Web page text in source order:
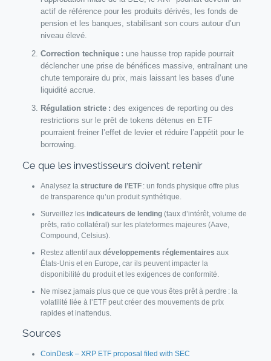
actif de référence pour les produits dérivés, les fonds de
pension et les banques, stabilisant son cours autour d’un
niveau élevé.
Correction technique : une hausse trop rapide pourrait
déclencher une prise de bénéfices massive, entraînant une
chute temporaire du prix, mais laissant les bases d’une
liquidité accrue.
Régulation stricte : des exigences de reporting ou des
restrictions sur le prêt de tokens détenus en ETF
pourraient freiner l’effet de levier et réduire l’appétit pour le
borrowing.
Ce que les investisseurs doivent retenir
Analysez la structure de l’ETF: un fonds physique offre plus
de transparence qu’un produit synthétique.
Surveillez les indicateurs de lending(taux d’intérêt, volume de
prêts, ratio collatéral) sur les plateformes majeures (Aave,
Compound, Celsius).
Restez attentif aux développements réglementaires aux
États‑Unis et en Europe, car ils peuvent impacter la
disponibilité du produit et les exigences de conformité.
Ne misez jamais plus que ce que vous êtes prêt à perdre : la
volatilité liée à l’ETF peut créer des mouvements de prix
rapides et inattendus.
Sources
CoinDesk – XRP ETF proposal filed with SEC